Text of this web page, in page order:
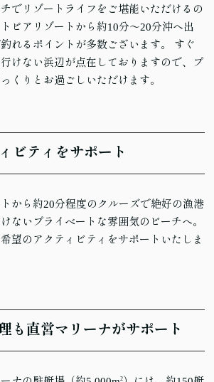
でリゾートライフをご堪能いただけるの
ピアリゾートから約10分～20分沖へ出
れるポイントが多数ございます。 すぐ
けない浜辺が点在しておりますので、プ
くりとお過ごしいただけます。
ビティをサポート
から約20分程度のクルーズで絶好の漁港
ないプライベートな雰囲気のビーチへ。
望のアクティビティをサポートいたしま
も直営マリーナがサポート
2